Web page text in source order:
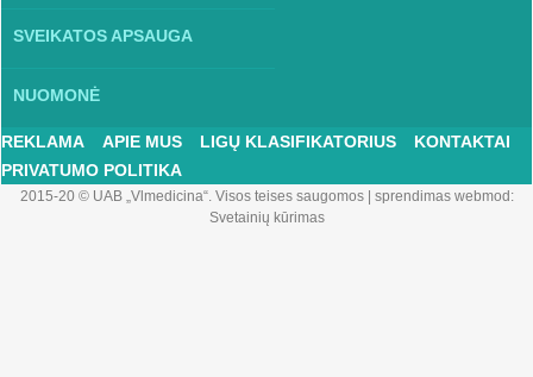
SVEIKATOS APSAUGA
NUOMONĖ
REKLAMA APIE MUS LIGŲ KLASIFIKATORIUS
KONTAKTAI
PRIVATUMO POLITIKA
2015-20 © UAB „Vlmedicina“. Visos teises saugomos| sprendimas webmod:
Svetainių kūrimas